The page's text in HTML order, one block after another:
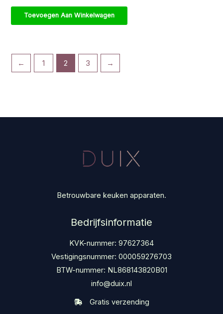
Toevoegen Aan Winkelwagen
← 1 2 3 →
Betrouwbare keuken apparaten.
Bedrijfsinformatie
KVK-nummer: 97627364
Vestigingsnummer: 000059276703
BTW-nummer: NL868143820B01
info@duix.nl
Gratis verzending